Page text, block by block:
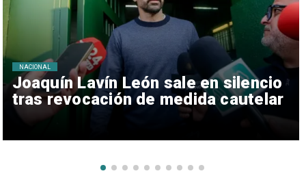
Joaquín Lavín León sale en silencio
tras revocación de medida cautelar
NACIONAL